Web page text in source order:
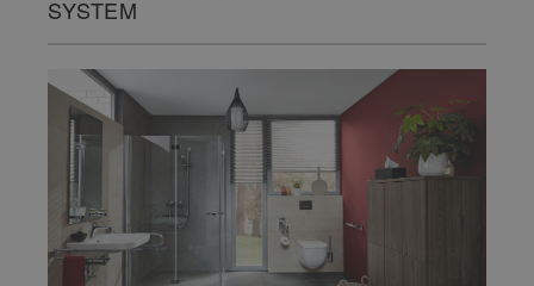
SYSTEM